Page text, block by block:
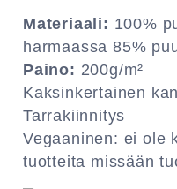
Materiaali: 100%
harmaassa 85%
Paino: 200g/m²
Kaksinkertainen
Tarrakiinnitys
Vegaaninen: ei ole
tuotteita missään